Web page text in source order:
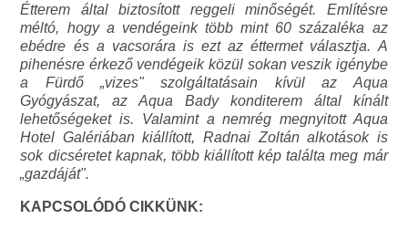
Étterem által biztosított reggeli minőségét. Említésre
méltó, hogy a vendégeink több mint 60 százaléka az
ebédre és a vacsorára is ezt az éttermet választja. A
pihenésre érkező vendégeik közül sokan veszik igénybe
a Fürdő „vizes" szolgáltatásain kívül az Aqua
Gyógyászat, az Aqua Bady konditerem által kínált
lehetőségeket is. Valamint a nemrég megnyitott Aqua
Hotel Galériában kiállított, Radnai Zoltán alkotások is
sok dicséretet kapnak, több kiállított kép találta meg már
„gazdáját".
KAPCSOLÓDÓ CIKKÜNK: